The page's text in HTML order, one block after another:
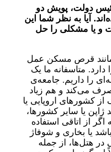
دولت، پویش دو
آیا به نظر شما این
و یا مشکلی را حل
قرص مسکن عمل
متاسفانه ما یک
را داریم. جامعه‌ی
می‌کند و هم زیاد
کشورهای اروپایی یا
ژاپن یا سایر کشورها،
از اتاقی استفاده
یا بخاری و شوفاژ
هتل‌ها، از جمله